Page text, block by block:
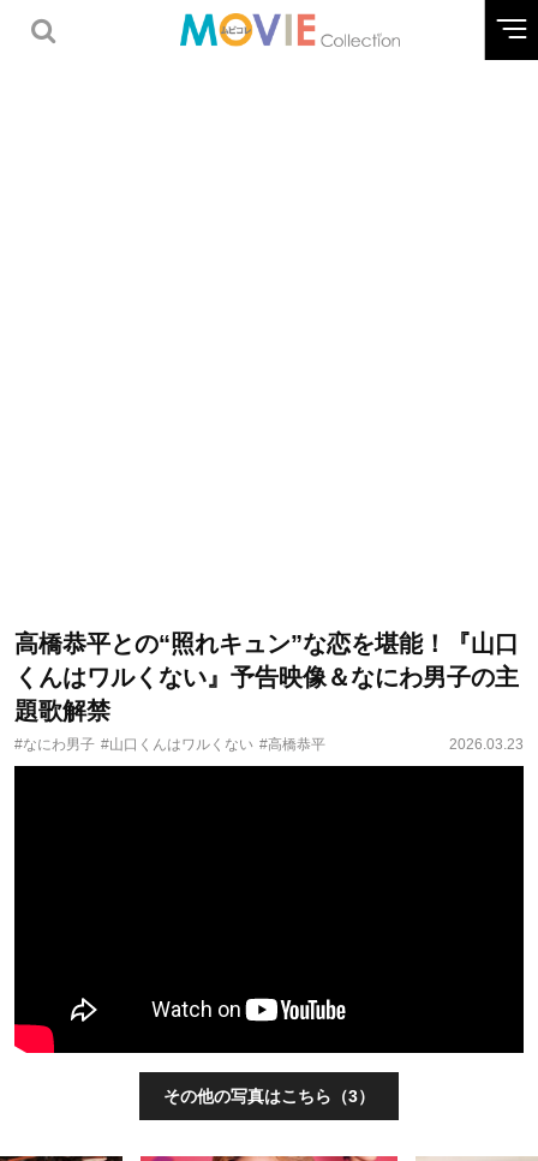
高橋恭平との“照れキュン”な恋を堪能！『山口
くんはワルくない』予告映像＆なにわ男子の主
題歌解禁
#なにわ男子 #山口くんはワルくない #高橋恭平 2026.03.23
その他の写真はこちら（3）